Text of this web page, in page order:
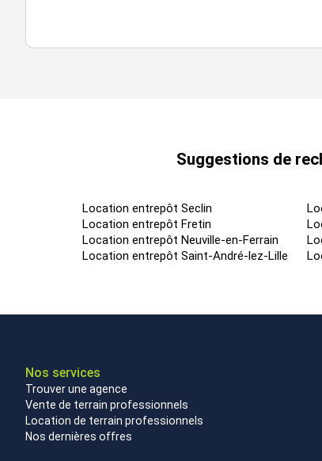
Suggestions de
Location entrepôt Seclin
Location entrepôt Fretin
Location entrepôt Neuville-en-Ferrain
Location entrepôt Saint-André-lez-Lille
Nos services
Trouver une agence
Vente de terrain professionnels
Location de terrain professionnels
Nos dernières offres